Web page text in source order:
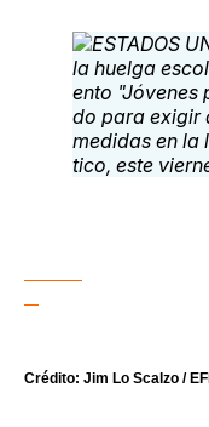
Crédito: Jim Lo Scalzo /